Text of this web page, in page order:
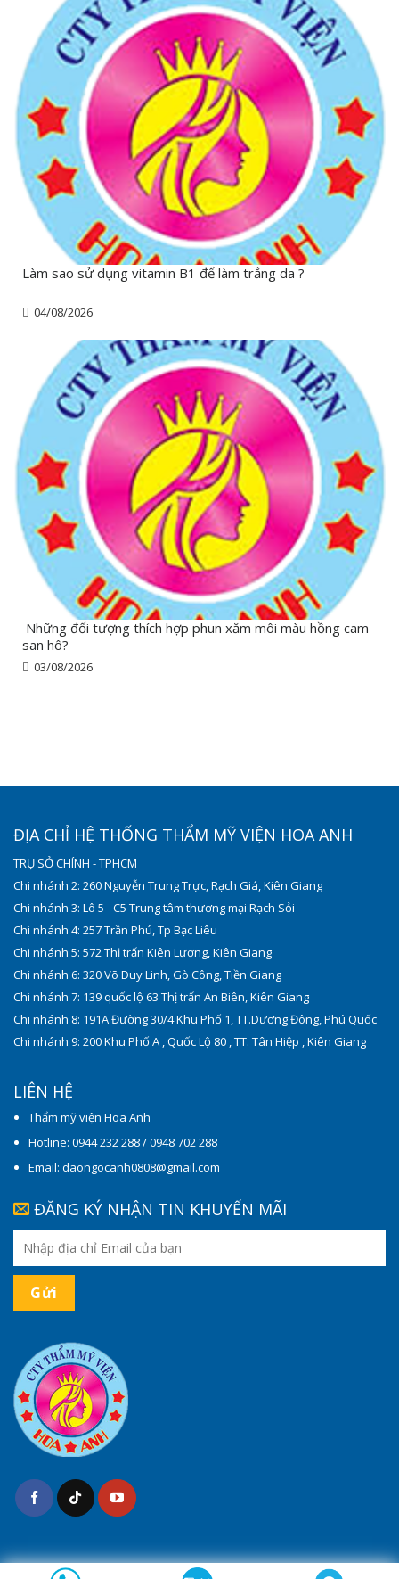
Làm sao sử dụng vitamin B1 để làm trắng da ?
04/08/2026
Những đối tượng thích hợp phun xăm môi màu hồng cam
san hô?
03/08/2026
ĐỊA CHỈ HỆ THỐNG THẨM MỸ VIỆN HOA ANH
TRỤ SỞ CHÍNH - TPHCM
Chi nhánh 2: 260 Nguyễn Trung Trực, Rạch Giá, Kiên Giang
Chi nhánh 3: Lô 5 - C5 Trung tâm thương mại Rạch Sỏi
Chi nhánh 4: 257 Trần Phú, Tp Bạc Liêu
Chi nhánh 5: 572 Thị trấn Kiên Lương, Kiên Giang
Chi nhánh 6: 320 Võ Duy Linh, Gò Công, Tiền Giang
Chi nhánh 7: 139 quốc lộ 63 Thị trấn An Biên, Kiên Giang
Chi nhánh 8: 191A Đường 30/4 Khu Phố 1, TT.Dương Đông, Phú Quốc
Chi nhánh 9: 200 Khu Phố A , Quốc Lộ 80 , TT. Tân Hiệp , Kiên Giang
LIÊN HỆ
Thẩm mỹ viện Hoa Anh
Hotline: 0944 232 288 / 0948 702 288
Email: daongocanh0808@gmail.com
ĐĂNG KÝ NHẬN TIN KHUYẾN MÃI